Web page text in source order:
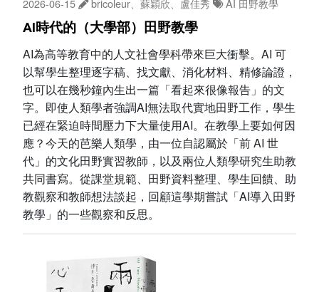
2026-06-15 bricoleur、蘇穎欣、盧佳秀 AI 田野教學
AI時代的（大學部）田野教學
AI為高等教育中的人文社會學科帶來巨大衝擊。AI 可
以幫學生整理逐字稿、找文獻、消化材料、精修論證，
也可以在幾秒鐘內生出一篇「看起來很像報告」的文
字。即使人類學者強調AI無法取代實地田野工作，學生
已經在緊迫時間壓力下大量使用AI。在教學上要如何因
應？今天的芭樂人類學，由一位自認屬於「前 AI 世
代」的文化田野實習教師，以及兩位人類學研究生助教
共同書寫。從課堂規範、田野資料整理、學生回饋、助
教觀察和教師想法談起，回顧這學期嘗試「AI導入田野
教學」的一些觀察和反思。